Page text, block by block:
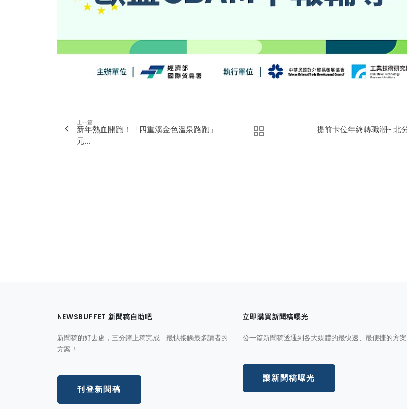
上一篇
新年熱血開跑！「四重溪金色溫泉路跑」
元...
提前卡位年終轉職潮~ 北
NEWSBUFFET 新聞稿自助吧
新聞稿的好去處，三分鐘上稿完成，最快接觸最多讀者的
方案！
刊登新聞稿
立即購買新聞稿曝光
發一篇新聞稿透通到各大媒體的最快速、最便捷的方案
讓新聞稿曝光